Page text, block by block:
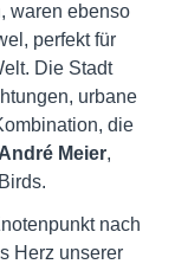
waren ebenso
perfekt für
Die Stadt
urbane
die
André Meier,
nach
Herz unserer